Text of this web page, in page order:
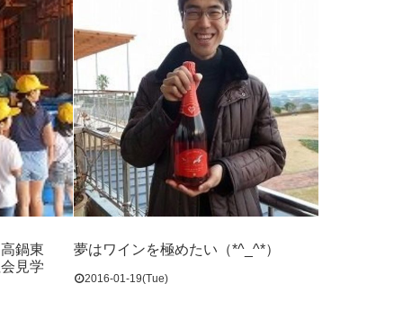
鍋東
見学
夢はワインを極めたい（*^_^*）
2016-01-19(Tue)